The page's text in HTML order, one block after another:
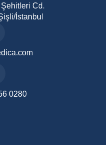
Cd.
İstanbul
0280